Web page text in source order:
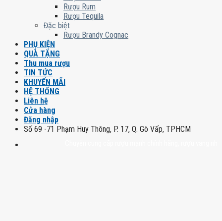
Rượu Rum
Rượu Tequila
Đặc biệt
Rượu Brandy Cognac
PHỤ KIỆN
QUÀ TẶNG
Thu mua rượu
TIN TỨC
KHUYẾN MÃI
HỆ THỐNG
Liên hệ
Cửa hàng
Đăng nhập
Số 69 -71 Phạm Huy Thông, P. 17, Q. Gò Vấp, TPHCM